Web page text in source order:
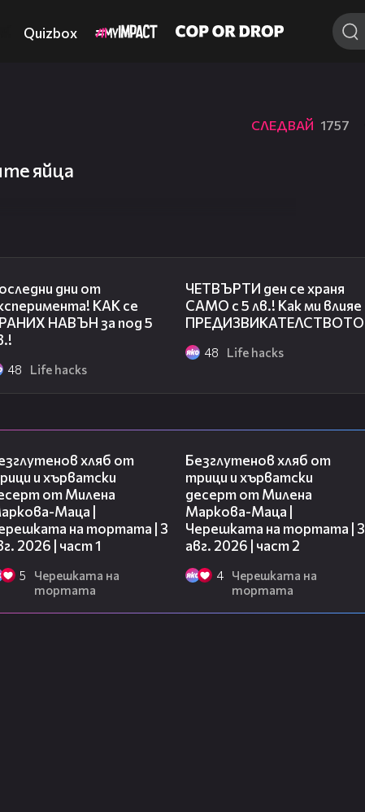
Quizbox
СЛЕДВАЙ 1757
яйца
дни от
КАК се
НАВЪН за под 5
48 Life hacks
ЧЕТВЪРТИ ден се храня
САМО с 5 лв.! Как ми влияе
ПРЕДИЗВИКАТЕЛСТВОТО?
48 Life hacks
хляб от
и хърватски
от Милена
Маца |
на тортата | 3
2026 | част 1
5
Черешката на
тортата
Безглутенов хляб от
трици и хърватски
десерт от Милена
Маркова-Маца |
Черешката на тортата | 3
авг. 2026 | част 2
4
Черешката на
тортата